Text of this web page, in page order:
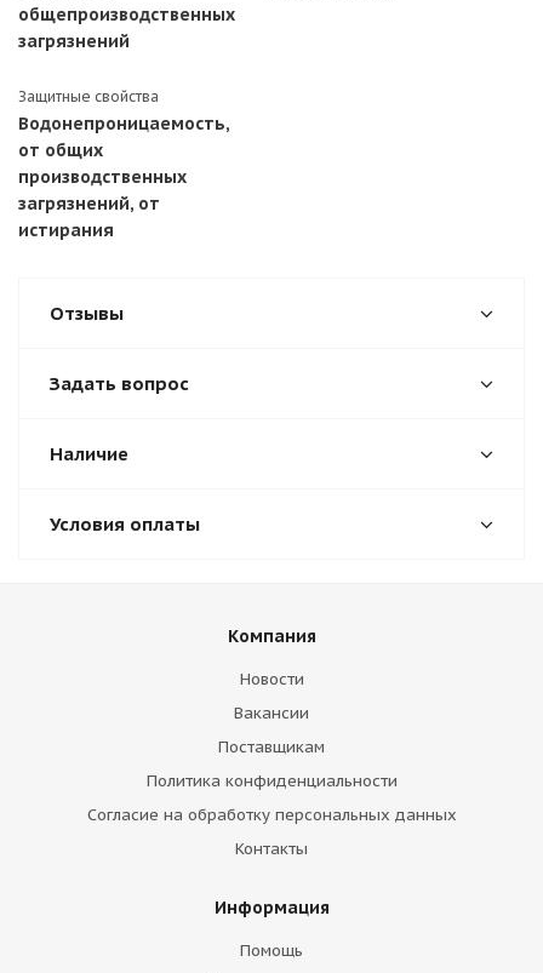
общепроизводственных
загрязнений
Защитные свойства
Водонепроницаемость,
от общих
производственных
загрязнений, от
истирания
Отзывы
Задать вопрос
Наличие
Условия оплаты
Компания
Новости
Вакансии
Поставщикам
Политика конфиденциальности
Согласие на обработку персональных данных
Контакты
Информация
Помощь